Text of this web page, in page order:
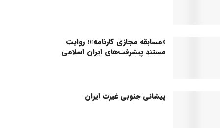
«مسابقه مجازی کارنامه»؛ روایتِ
مستندِ پیشرفت‌های ایران اسلامی
پیشانی جنوبی غیرت ایران